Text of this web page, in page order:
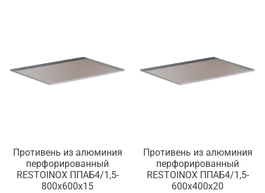
Противень из алюминия
перфорированный
RESTOINOX ППАБ4/1,5-
800х600х15
Противень из алюминия
перфорированный
RESTOINOX ППАБ4/1,5-
600х400х20